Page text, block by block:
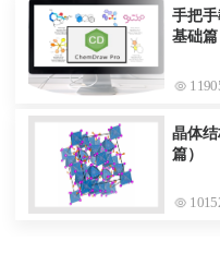
手把
基础篇
晶体
篇）